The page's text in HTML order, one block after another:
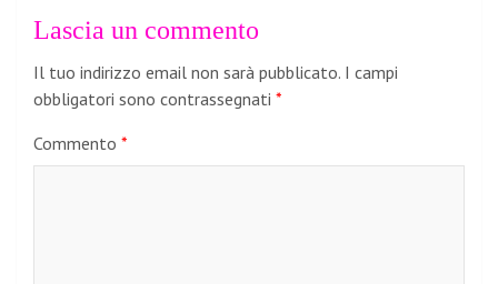
Lascia un commento
Il tuo indirizzo email non sarà pubblicato. I campi
obbligatori sono contrassegnati *
Commento *